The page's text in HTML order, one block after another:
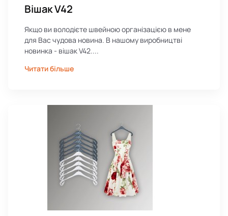
Вішак V42
Якщо ви володієте швейною організацією в мене
для Вас чудова новина. В нашому виробництві
новинка - вішак V42....
Читати більше